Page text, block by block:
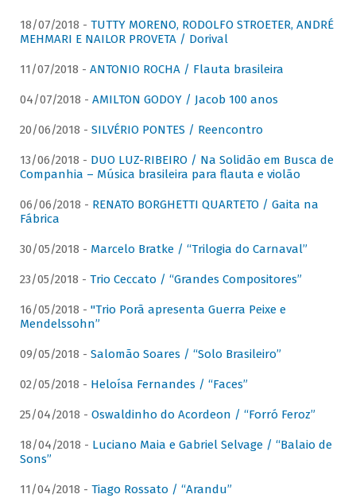
18/07/2018 - TUTTY MORENO, RODOLFO STROETER, ANDRÉ
MEHMARI E NAILOR PROVETA / Dorival
11/07/2018 - ANTONIO ROCHA / Flauta brasileira
04/07/2018 - AMILTON GODOY / Jacob 100 anos
20/06/2018 - SILVÉRIO PONTES / Reencontro
13/06/2018 - DUO LUZ-RIBEIRO / Na Solidão em Busca de
Companhia – Música brasileira para flauta e violão
06/06/2018 - RENATO BORGHETTI QUARTETO / Gaita na
Fábrica
30/05/2018 - Marcelo Bratke / “Trilogia do Carnaval”
23/05/2018 - Trio Ceccato / “Grandes Compositores”
16/05/2018 - "Trio Porã apresenta Guerra Peixe e
Mendelssohn”
09/05/2018 - Salomão Soares / “Solo Brasileiro”
02/05/2018 - Heloísa Fernandes / “Faces”
25/04/2018 - Oswaldinho do Acordeon / “Forró Feroz”
18/04/2018 - Luciano Maia e Gabriel Selvage / “Balaio de
Sons”
11/04/2018 - Tiago Rossato / “Arandu”